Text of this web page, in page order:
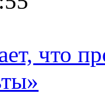
что